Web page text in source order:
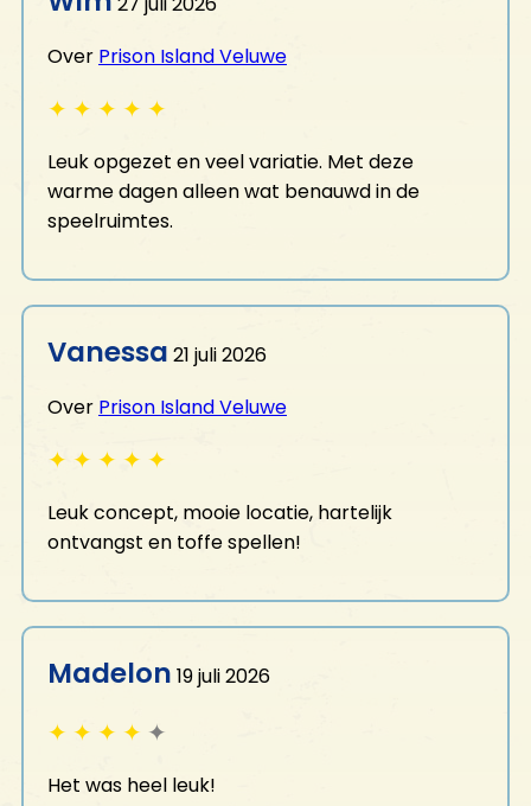
Over Prison Island Veluwe
✦ ✦ ✦ ✦ ✦
Leuk opgezet en veel variatie. Met deze
warme dagen alleen wat benauwd in de
speelruimtes.
Vanessa 21 juli 2026
Over Prison Island Veluwe
✦ ✦ ✦ ✦ ✦
Leuk concept, mooie locatie, hartelijk
ontvangst en toffe spellen!
Madelon 19 juli 2026
✦ ✦ ✦ ✦ ✦
Het was heel leuk!